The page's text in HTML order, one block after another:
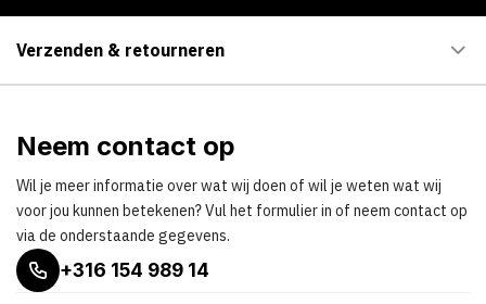
Verzenden & retourneren
Neem contact op
Wil je meer informatie over wat wij doen of wil je weten wat wij
voor jou kunnen betekenen? Vul het formulier in of neem contact op
via de onderstaande gegevens.
+316 154 989 14